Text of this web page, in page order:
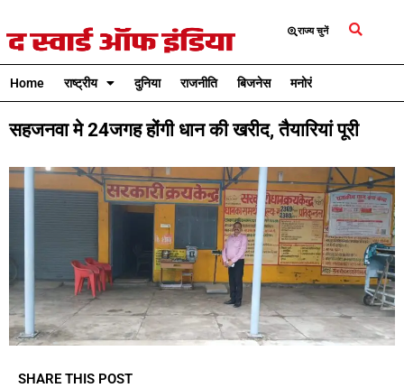
राज्य चुनें
Home राष्ट्रीय दुनिया राजनीति बिजनेस मनोरंजन
सहजनवा मे 24जगह होंगी धान की खरीद, तैयारियां पूरी
SHARE THIS POST